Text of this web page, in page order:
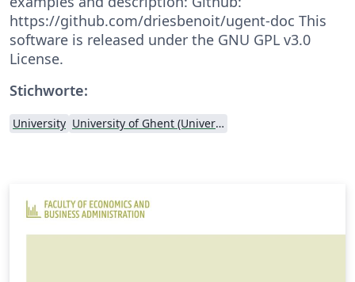
https://github.com/driesbenoit/ugent-doc This
software is released under the GNU GPL v3.0
License.
Stichworte:
University University of Ghent (Universiteit Gent)